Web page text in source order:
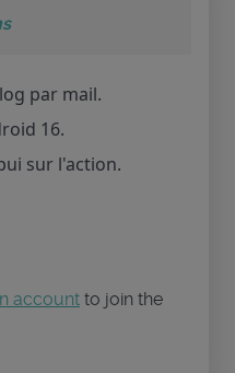
par mail.
16.
sur l'action.
account to join the